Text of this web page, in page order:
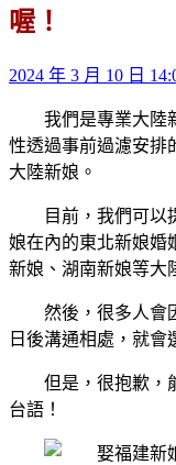
喔！
2024 年 3 月 10 日
我們是專業大陸
性透過事前過濾安排
大陸新娘。
目前，我們可以
娘在內的東北新娘婚
新娘、湖南新娘等大
然後，很多人會
日後溝通相處，就會
但是，很抱歉，
台語！